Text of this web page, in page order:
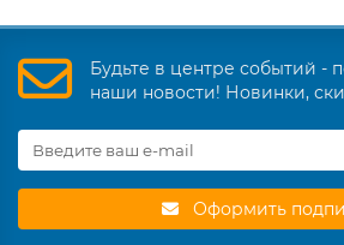
Будьте в центре событий -
наши новости! Новинки,
Оформить